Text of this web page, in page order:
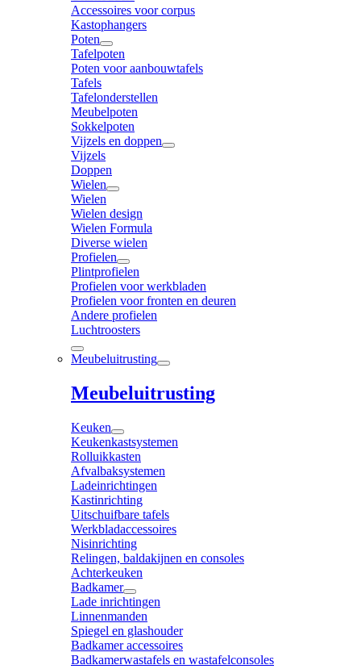
Accessoires voor corpus
Kastophangers
Poten
Tafelpoten
Poten voor aanbouwtafels
Tafels
Tafelonderstellen
Meubelpoten
Sokkelpoten
Vijzels en doppen
Vijzels
Doppen
Wielen
Wielen
Wielen design
Wielen Formula
Diverse wielen
Profielen
Plintprofielen
Profielen voor werkbladen
Profielen voor fronten en deuren
Andere profielen
Luchtroosters
Meubeluitrusting
Meubeluitrusting
Keuken
Keukenkastsystemen
Rolluikkasten
Afvalbaksystemen
Ladeinrichtingen
Kastinrichting
Uitschuifbare tafels
Werkbladaccessoires
Nisinrichting
Relingen, baldakijnen en consoles
Achterkeuken
Badkamer
Lade inrichtingen
Linnenmanden
Spiegel en glashouder
Badkamer accessoires
Badkamerwastafels en wastafelconsoles